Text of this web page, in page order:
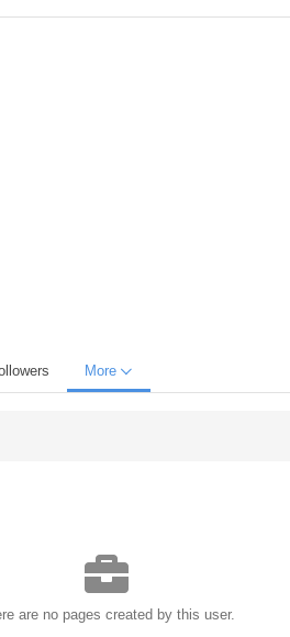
More
are no pages created by this user.